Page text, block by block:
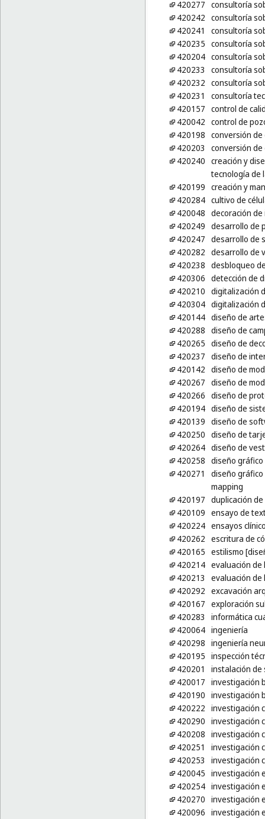
420277 consultoría
420242 consultoría
420241
consultoría
420235 consultoría
420204 consultoría
420233
consultoría
420232 consultoría
420231
consultoría
420157 control de
420042 control de
420198 conversión
420203
conversión
420240 creación y
tecnología de
420199 creación y
420284 cultivo de
420048 decoración
420249 desarrollo de
420247 desarrollo de
420282 desarrollo de
420238 desbloqueo
420306 detección de
420210 digitalización
420304 digitalización
420144 diseño de
420288 diseño de
420265 diseño de
420237 diseño de
420142 diseño de
420267 diseño de
420266 diseño de
420194 diseño de
420139 diseño de
420250 diseño de
420264 diseño de
420258 diseño
420271
diseño
mapping
420197 duplicación
420109 ensayo de
420224 ensayos
420262 escritura de
420165 estilismo
420214 evaluación de
420213
evaluación de
420292 excavación
420167 exploración
420283
informática
420064 ingeniería
420298 ingeniería
420195 inspección
420201
instalación
420017 investigación
420190 investigación
420222 investigación
420290 investigación
420208 investigación
420251
investigación
420253
investigación
420045 investigación
420254 investigación
420270 investigación
420096 investigación